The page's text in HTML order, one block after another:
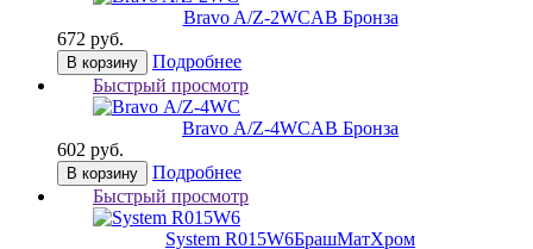
Bravo A/Z-2WCAB Бронза
672 руб.
В корзину
Подробнее
Быстрый просмотр
Bravo А/Z-4WCAB Бронза
602 руб.
В корзину
Подробнее
Быстрый просмотр
System R015W6БрашМатХром